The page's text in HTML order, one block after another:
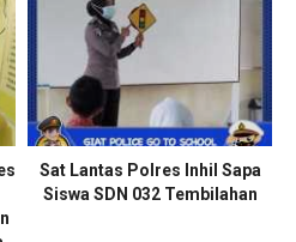
Sat Lantas Polres Inhil Sapa
Siswa SDN 032 Tembilahan